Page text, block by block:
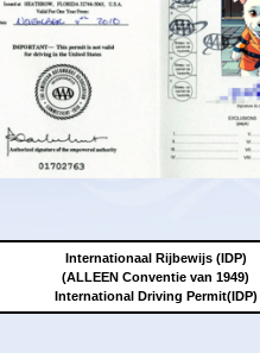
Internationaal Rijbewijs (IDP)
(ALLEEN Conventie van 1949)
International Driving Permit(IDP)